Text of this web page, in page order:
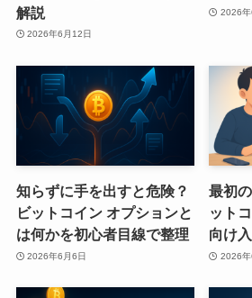
解説
2026年6月12日
2026年
知らずに手を出すと危険？
ビットコイン オプションと
は何かを初心者目線で整理
2026年6月6日
最初
ット
向け
2026年